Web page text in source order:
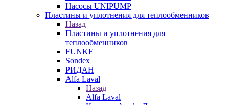
Насосы UNIPUMP
Пластины и уплотнения для теплообменников
Назад
Пластины и уплотнения для
теплообменников
FUNKE
Sondex
РИДАН
Alfa Laval
Назад
Alfa Laval